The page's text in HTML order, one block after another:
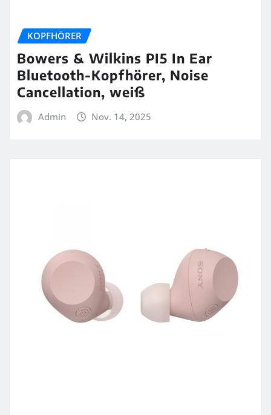
KOPFHÖRER
Bowers & Wilkins PI5 In Ear
Bluetooth-Kopfhörer, Noise
Cancellation, weiß
Admin Nov. 14, 2025